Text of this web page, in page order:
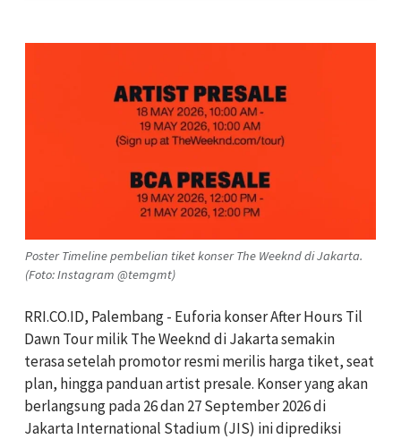
Poster Timeline pembelian tiket konser The Weeknd di Jakarta.
(Foto: Instagram @temgmt)
RRI.CO.ID, Palembang - Euforia konser After Hours Til
Dawn Tour milik The Weeknd di Jakarta semakin
terasa setelah promotor resmi merilis harga tiket, seat
plan, hingga panduan artist presale. Konser yang akan
berlangsung pada 26 dan 27 September 2026 di
Jakarta International Stadium (JIS) ini diprediksi